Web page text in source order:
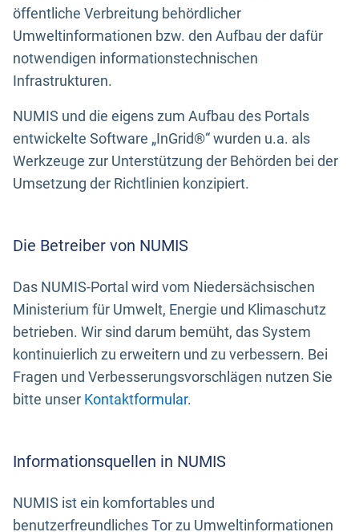
öffentliche Verbreitung behördlicher
Umweltinformationen bzw. den Aufbau der dafür
notwendigen informationstechnischen
Infrastrukturen.
NUMIS und die eigens zum Aufbau des Portals
entwickelte Software „InGrid®“ wurden u.a. als
Werkzeuge zur Unterstützung der Behörden bei der
Umsetzung der Richtlinien konzipiert.
Die Betreiber von NUMIS
Das NUMIS-Portal wird vom Niedersächsischen
Ministerium für Umwelt, Energie und Klimaschutz
betrieben. Wir sind darum bemüht, das System
kontinuierlich zu erweitern und zu verbessern. Bei
Fragen und Verbesserungsvorschlägen nutzen Sie
bitte unser Kontaktformular.
Informationsquellen in NUMIS
NUMIS ist ein komfortables und
benutzerfreundliches Tor zu Umweltinformationen